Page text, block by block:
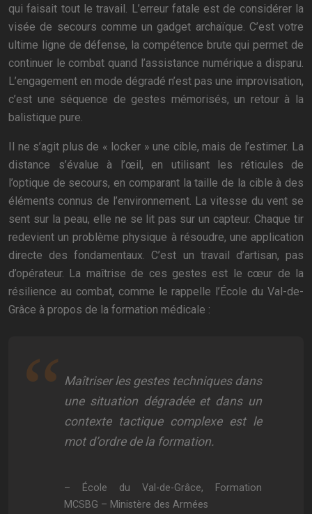
qui faisait tout le travail. L’erreur fatale est de considérer la
visée de secours comme un gadget archaïque. C’est votre
ultime ligne de défense, la compétence brute qui permet de
continuer le combat quand l’assistance numérique a disparu.
L’engagement en mode dégradé n’est pas une improvisation,
c’est une séquence de gestes mémorisés, un retour à la
balistique pure.
Il ne s’agit plus de « locker » une cible, mais de l’estimer. La
distance s’évalue à l’œil, en utilisant les réticules de
l’optique de secours, en comparant la taille de la cible à des
éléments connus de l’environnement. La vitesse du vent se
sent sur la peau, elle ne se lit pas sur un capteur. Chaque tir
redevient un problème physique à résoudre, une application
directe des fondamentaux. C’est un travail d’artisan, pas
d’opérateur. La maîtrise de ces gestes est le cœur de la
résilience au combat, comme le rappelle l’École du Val-de-
Grâce à propos de la formation médicale :
Maîtriser les gestes techniques dans
une situation dégradée et dans un
contexte tactique complexe est le
mot d’ordre de la formation.
– École du Val-de-Grâce, Formation
MCSBG – Ministère des Armées